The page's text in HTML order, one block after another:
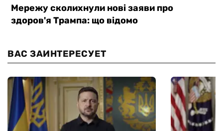
ВАС ЗАИНТЕРЕСУЕТ